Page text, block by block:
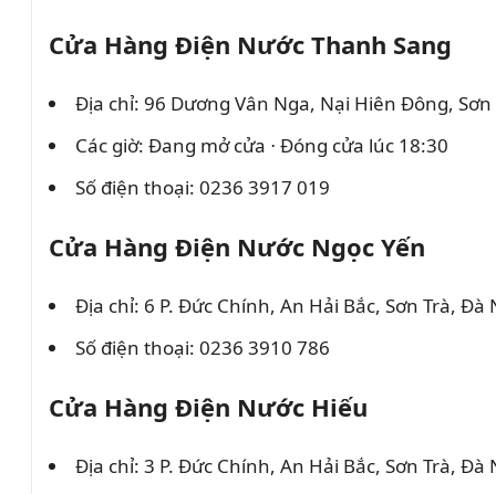
Cửa Hàng Điện Nước Thanh Sang
Địa chỉ: 96 Dương Vân Nga, Nại Hiên Đông,
Các giờ: Đang mở cửa ⋅ Đóng cửa lúc 18:30
Số điện thoại: 0236 3917 019
Cửa Hàng Điện Nước Ngọc Yến
Địa chỉ: 6 P. Đức Chính, An Hải Bắc, Sơn Trà, Đà
Số điện thoại: 0236 3910 786
Cửa Hàng Điện Nước Hiếu
Địa chỉ: 3 P. Đức Chính, An Hải Bắc, Sơn Trà, Đà